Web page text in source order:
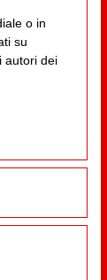
o in
su
autori dei